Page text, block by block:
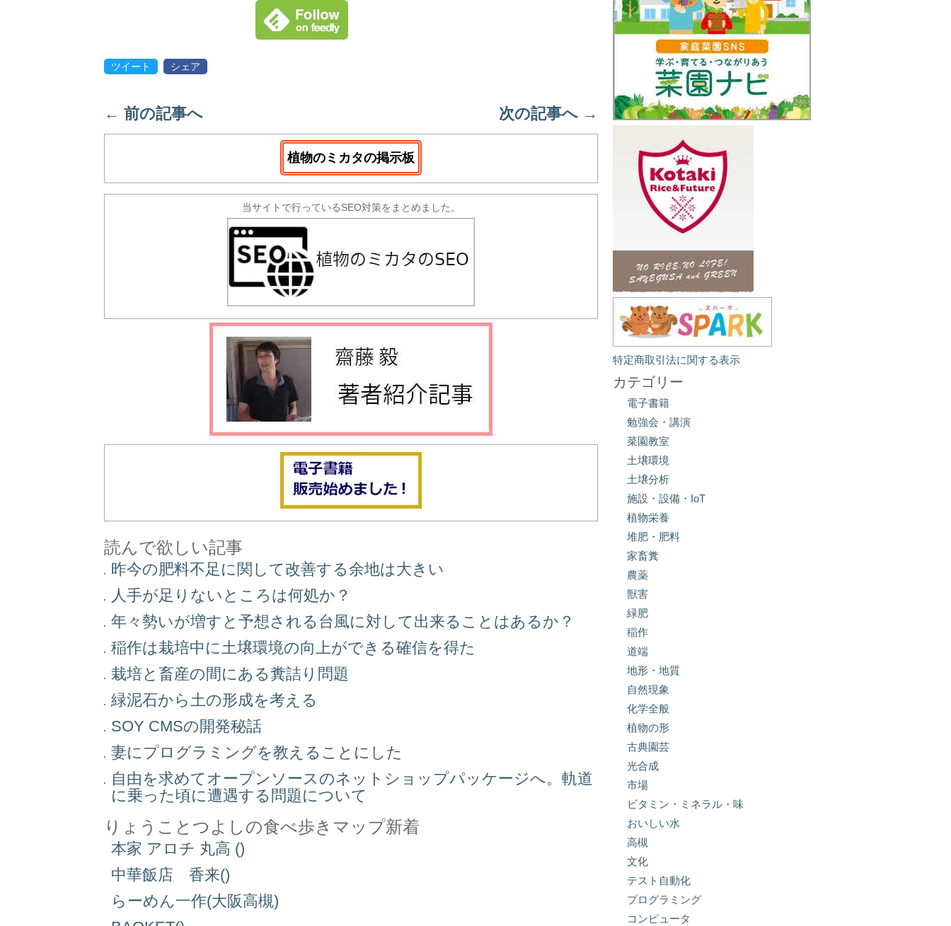
ツイート シェア
← 前の記事へ 次の記事へ →
植物のミカタの掲示板
当サイトで行っているSEO対策をまとめました。
読んで欲しい記事
昨今の肥料不足に関して改善する余地は大きい
人手が足りないところは何処か？
年々勢いが増すと予想される台風に対して出来ることはあるか？
稲作は栽培中に土壌環境の向上ができる確信を得た
栽培と畜産の間にある糞詰り問題
緑泥石から土の形成を考える
SOY CMSの開発秘話
妻にプログラミングを教えることにした
自由を求めてオープンソースのネットショップパッケージへ。軌道
に乗った頃に遭遇する問題について
りょうことつよしの食べ歩きマップ新着
本家 アロチ 丸高 ()
中華飯店 香来()
らーめん一作(大阪高槻)
特定商取引法に関する表示
カテゴリー
電子書籍
勉強会・講演
菜園教室
土壌環境
土壌分析
施設・設備・IoT
植物栄養
堆肥・肥料
家畜糞
農薬
獣害
緑肥
稲作
道端
地形・地質
自然現象
化学全般
植物の形
古典園芸
光合成
市場
ビタミン・ミネラル・味
おいしい水
高槻
文化
テスト自動化
プログラミング
コンピュータ